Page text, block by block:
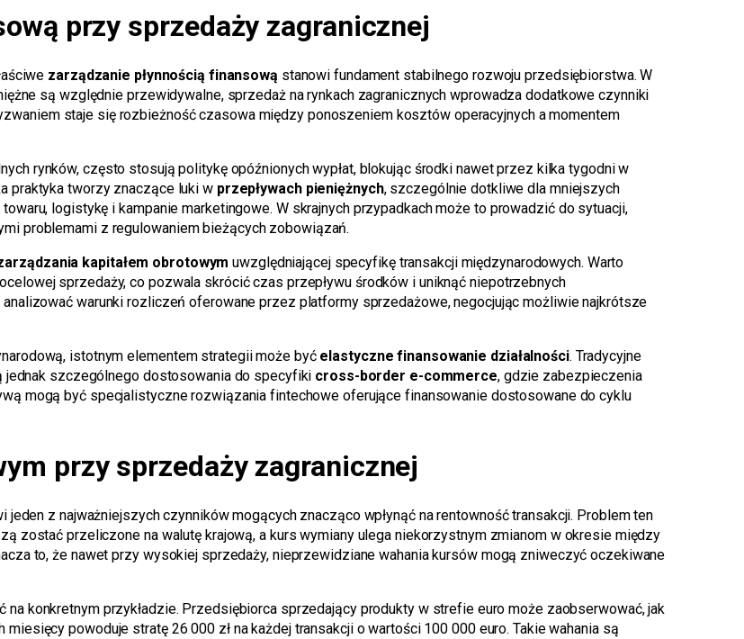
przy sprzedaży zagranicznej
zarządzanie płynnością finansową stanowi fundament stabilnego rozwoju przedsiębiorstwa. W
są względnie przewidywalne, sprzedaż na rynkach zagranicznych wprowadza dodatkowe czynniki
staje się rozbieżność czasowa między ponoszeniem kosztów operacyjnych a momentem
rynków, często stosują politykę opóźnionych wypłat, blokując środki nawet przez kilka tygodni w
praktyka tworzy znaczące luki w przepływach pieniężnych, szczególnie dotkliwe dla mniejszych
logistykę i kampanie marketingowe. W skrajnych przypadkach może to prowadzić do sytuacji,
problemami z regulowaniem bieżących zobowiązań.
kapitałem obrotowym uwzględniającej specyfikę transakcji międzynarodowych. Warto
sprzedaży, co pozwala skrócić czas przepływu środków i uniknąć niepotrzebnych
warunki rozliczeń oferowane przez platformy sprzedażowe, negocjując możliwie najkrótsze
istotnym elementem strategii może być elastyczne finansowanie działalności. Tradycyjne
jednak szczególnego dostosowania do specyfiki cross-border e-commerce, gdzie zabezpieczenia
mogą być specjalistyczne rozwiązania fintechowe oferujące finansowanie dostosowane do cyklu
przy sprzedaży zagranicznej
jeden z najważniejszych czynników mogących znacząco wpłynąć na rentowność transakcji. Problem ten
zostać przeliczone na walutę krajową, a kurs wymiany ulega niekorzystnym zmianom w okresie między
to, że nawet przy wysokiej sprzedaży, nieprzewidziane wahania kursów mogą zniweczyć oczekiwane
na konkretnym przykładzie. Przedsiębiorca sprzedający produkty w strefie euro może zaobserwować, jak
powoduje stratę 26 000 zł na każdej transakcji o wartości 100 000 euro. Takie wahania są